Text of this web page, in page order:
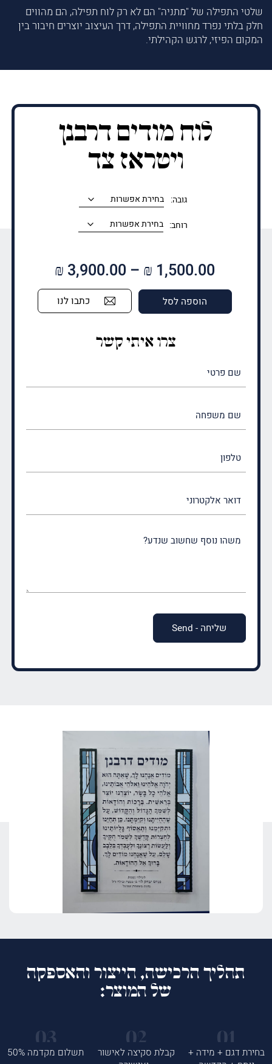
שלטי התפילה של "מתניה" הם לא רק לוח תפילה, הם מהווים
חלק בלתי נפרד מחוויית התפילה, דרך העיצוב יוצרים חיבור בין
המקום הפיזי, לרגש הקהילתי.
לוח מודים דרבנן
ויטראז צד
גובה:
רוחב:
₪ 1,500.00
–
₪ 3,900.00
מחירים:
הוספה לסל כתבו לנו
צרו איתי קשר
(חובה)
(חובה)
תהליך הרכישה, הייצור והאספקה
של המוצר:
בחירת דגם + מידה +
קבלת סקיצה לאישור
תשלום מקדמה 50%